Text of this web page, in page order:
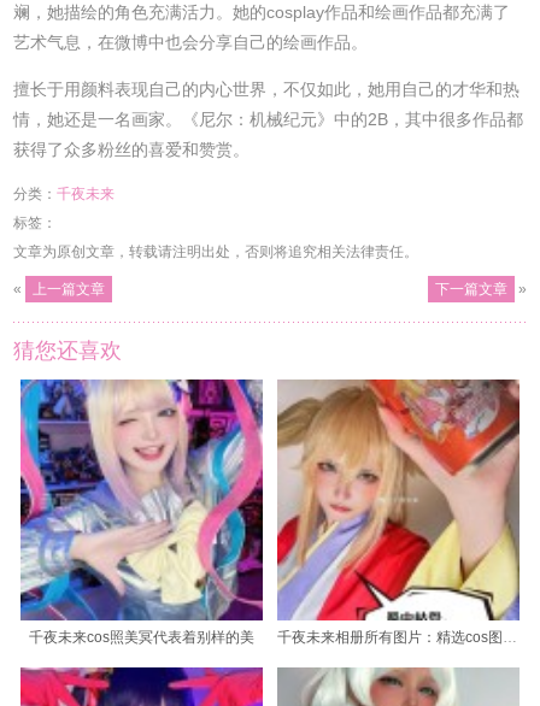
斓，她描绘的角色充满活力。她的cosplay作品和绘画作品都充满了
艺术气息，在微博中也会分享自己的绘画作品。
擅长于用颜料表现自己的内心世界，不仅如此，她用自己的才华和热
情，她还是一名画家。《尼尔：机械纪元》中的2B，其中很多作品都
获得了众多粉丝的喜爱和赞赏。
分类：千夜未来
标签：
文章为原创文章，转载请注明出处，否则将追究相关法律责任。
« 上一篇文章 下一篇文章 »
猜您还喜欢
千夜未来cos照美冥代表着别样的美